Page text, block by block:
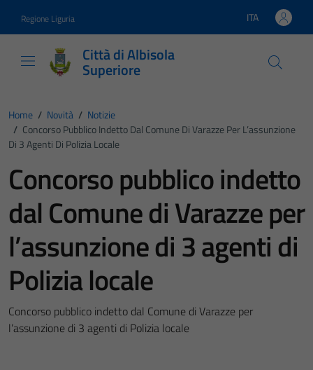
Regione Liguria Lingua attiva:
ITA
Città di Albisola
Superiore
Home / Novità / Notizie
/ Concorso Pubblico Indetto Dal Comune Di Varazze Per L’assunzione
Di 3 Agenti Di Polizia Locale
Concorso pubblico indetto
dal Comune di Varazze per
l’assunzione di 3 agenti di
Polizia locale
Concorso pubblico indetto dal Comune di Varazze per
l’assunzione di 3 agenti di Polizia locale